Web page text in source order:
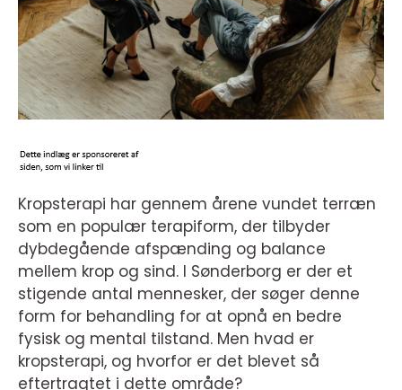
Kropsterapi har gennem årene vundet terræn
som en populær terapiform, der tilbyder
dybdegående afspænding og balance
mellem krop og sind. I Sønderborg er der et
stigende antal mennesker, der søger denne
form for behandling for at opnå en bedre
fysisk og mental tilstand. Men hvad er
kropsterapi, og hvorfor er det blevet så
eftertragtet i dette område?